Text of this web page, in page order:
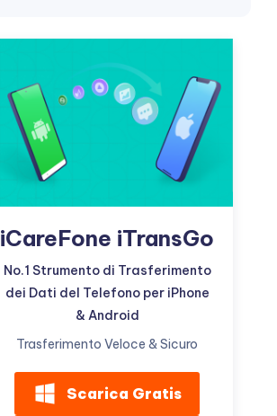
Altri Consigli Utili
iCareFone iTransGo
No.1 Strumento di Trasferimento
dei Dati del Telefono per iPhone
& Android
Trasferimento Veloce & Sicuro
Scarica Gratis